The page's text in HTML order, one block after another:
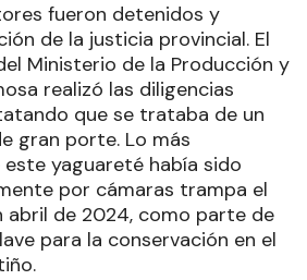
fueron detenidos y
de la justicia provincial. El
Ministerio de la Producción y
realizó las diligencias
que se trataba de un
gran porte. Lo más
yaguareté había sido
por cámaras trampa el
abril de 2024, como parte de
para la conservación en el